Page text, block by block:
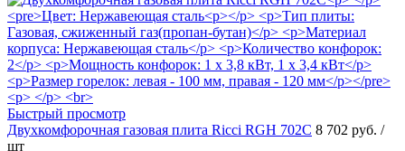
Быстрый просмотр
Двухкомфорочная газовая плита Ricci RGH 702C 8 702 руб. /
шт